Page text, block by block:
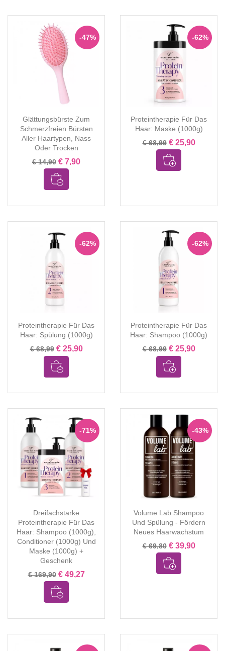
Glättungsbürste Zum
Schmerzfreien Bürsten
Aller Haartypen, Nass
Oder Trocken
€ 14,90 € 7,90
-47%
Proteintherapie Für Das
Haar: Maske (1000g)
€ 68,99 € 25,90
-62%
Proteintherapie Für Das
Haar: Spülung (1000g)
€ 68,99 € 25,90
-62%
Proteintherapie Für Das
Haar: Shampoo (1000g)
€ 68,99 € 25,90
-62%
Dreifachstarke
Proteintherapie Für Das
Haar: Shampoo (1000g),
Conditioner (1000g) Und
Maske (1000g) +
Geschenk
€ 169,90 € 49,27
-71%
Volume Lab Shampoo
Und Spülung - Fördern
Neues Haarwachstum
€ 69,80 € 39,90
-43%